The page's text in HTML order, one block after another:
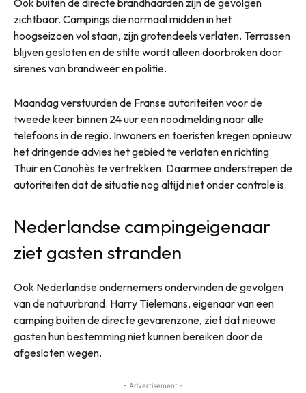
Ook buiten de directe brandhaarden zijn de gevolgen
zichtbaar. Campings die normaal midden in het
hoogseizoen vol staan, zijn grotendeels verlaten. Terrassen
blijven gesloten en de stilte wordt alleen doorbroken door
sirenes van brandweer en politie.
Maandag verstuurden de Franse autoriteiten voor de
tweede keer binnen 24 uur een noodmelding naar alle
telefoons in de regio. Inwoners en toeristen kregen opnieuw
het dringende advies het gebied te verlaten en richting
Thuir en Canohès te vertrekken. Daarmee onderstrepen de
autoriteiten dat de situatie nog altijd niet onder controle is.
Nederlandse campingeigenaar
ziet gasten stranden
Ook Nederlandse ondernemers ondervinden de gevolgen
van de natuurbrand. Harry Tielemans, eigenaar van een
camping buiten de directe gevarenzone, ziet dat nieuwe
gasten hun bestemming niet kunnen bereiken door de
afgesloten wegen.
- Advertisement -